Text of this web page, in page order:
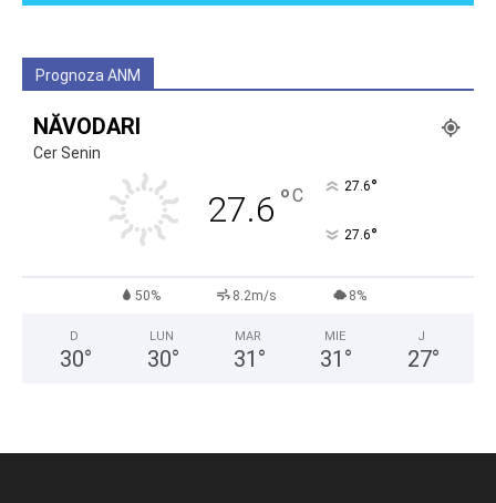
Prognoza ANM
NĂVODARI
Cer Senin
27.6 °C 27.6°
27.6°
50% 8.2m/s 8%
D
30°
LUN
30°
MAR
31 °
MIE
31 °
J
27°